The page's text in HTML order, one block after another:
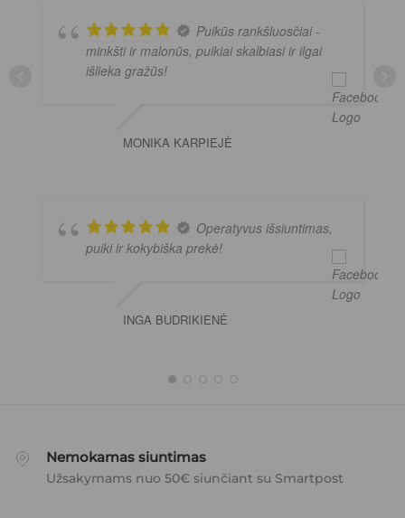
Puikūs rankšluosčiai -
minkšti ir malonūs, puikiai skalbiasi ir ilgai
išlieka gražūs!
MONIKA KARPIEJĖ
Operatyvus išsiuntimas,
puiki ir kokybiška prekė!
INGA BUDRIKIENĖ
Nemokamas siuntimas
Užsakymams nuo 50€ siunčiant su Smartpost